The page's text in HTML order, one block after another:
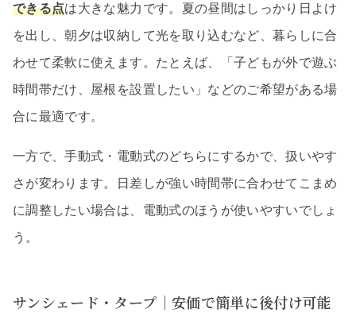
できる点は大きな魅力です。夏の昼間はしっかり日よけ
を出し、朝夕は収納して光を取り込むなど、暮らしに合
わせて柔軟に使えます。たとえば、「子どもが外で遊ぶ
時間帯だけ、屋根を設置したい」などのご希望がある場
合に最適です。
一方で、手動式・電動式のどちらにするかで、扱いやす
さが変わります。日差しが強い時間帯に合わせてこまめ
に調整したい場合は、電動式のほうが使いやすいでしょ
う。
サンシェード・タープ｜安価で簡単に後付け可能